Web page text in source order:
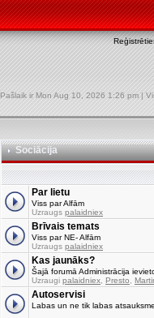
Pašlaik ir Mon Aug 10, 2026 1:26 pm |
Sociācija
Par lietu
Viss par Alfām
Uzraugs palaidniex
Brīvais temats
Viss par NE- Alfām
Uzraugs palaidniex
Kas jaunāks?
Šajā forumā Administrācija
Uzraugi palaidniex Presto
Autoservisi
Labas un ne tik labas